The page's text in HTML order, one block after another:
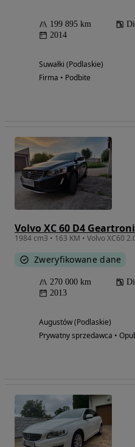
199 895 km
2014
Suwałki (Podlaskie)
Firma • Podbite
Volvo XC 60 D4
1984 cm3 • 163 KM • Volvo XC60
Zweryfikowane dane
270 000 km
2013
Augustów (Podlaskie)
Prywatny sprzedawca •